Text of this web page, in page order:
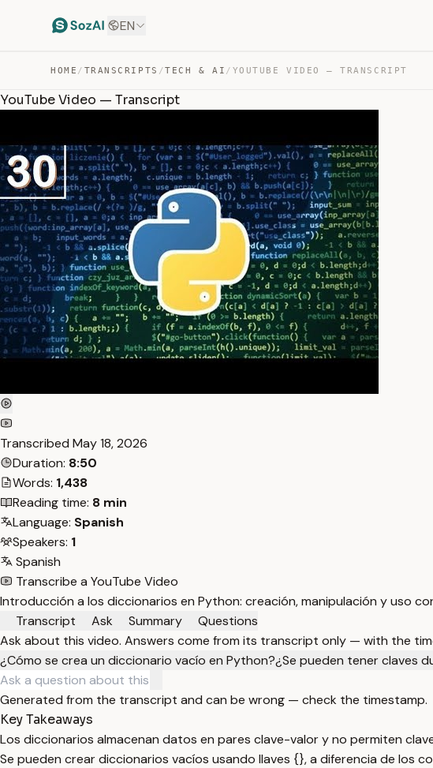
EN
HOME / TRANSCRIPTS /TECH & AI / YOUTUBE VIDEO — TRANSCRIPT
YouTube Video — Transcript
Transcribed May 18, 2026
Duration: 8:50
Words: 1,438
Reading time: 8 min
Language: Spanish
Speakers: 1
Spanish
Transcribe a YouTube Video
Introducción a los diccionarios en Python: creación, manipulación y uso
Transcript
Ask Summary
Questions
Ask about this video. Answers come from its transcript only — with the
¿Cómo se crea un diccionario vacío en Python?¿Se pueden tener claves
Generated from the transcript and can be wrong — check the timestamp.
Key Takeaways
Los diccionarios almacenan datos en pares clave-valor y no permiten
Se pueden crear diccionarios vacíos usando llaves {}, a diferencia de los